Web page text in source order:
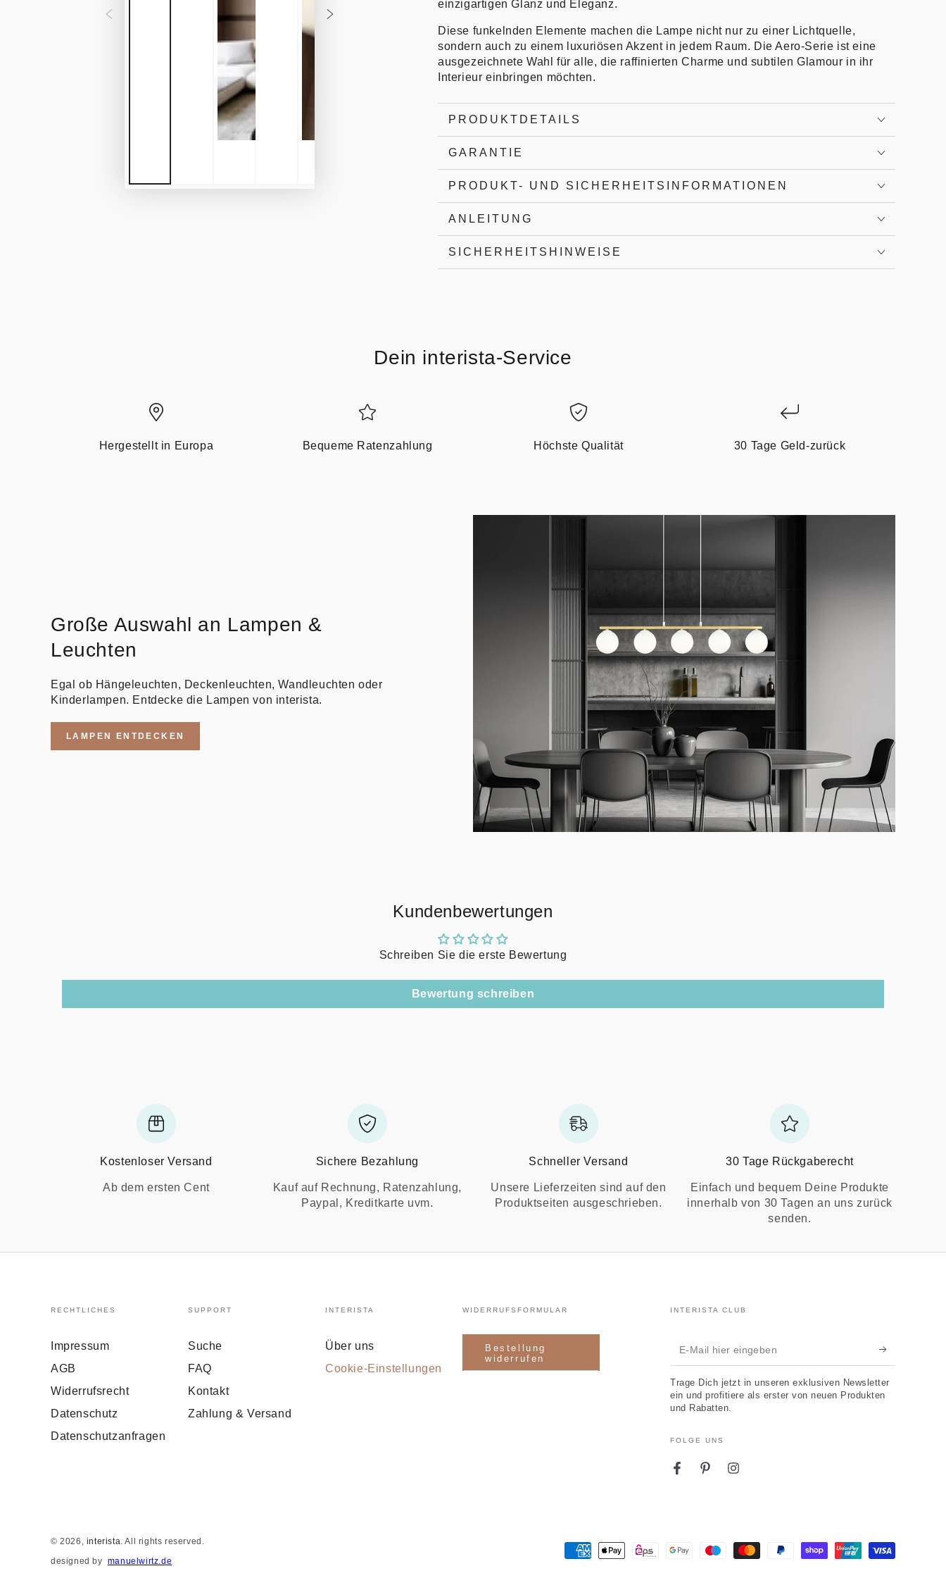
einzigartigen Glanz und Eleganz.
Diese funkelnden Elemente machen die Lampe nicht nur zu einer Lichtquelle,
sondern auch zu einem luxuriösen Akzent in jedem Raum. Die Aero-Serie ist eine
ausgezeichnete Wahl für alle, die raffinierten Charme und subtilen Glamour in ihr
Interieur einbringen möchten.
PRODUKTDETAILS
GARANTIE
PRODUKT- UND SICHERHEITSINFORMATIONEN
ANLEITUNG
SICHERHEITSHINWEISE
Dein interista-Service
Hergestellt in Europa Bequeme Ratenzahlung Höchste Qualität 30 Tage Geld-zurück
Große Auswahl an Lampen &
Leuchten
Egal ob Hängeleuchten, Deckenleuchten, Wandleuchten oder
Kinderlampen. Entdecke die Lampen von interista.
LAMPEN ENTDECKEN
Kundenbewertungen
Schreiben Sie die erste Bewertung
Bewertung schreiben
Kostenloser Versand
Ab dem ersten Cent
Sichere Bezahlung
Kauf auf Rechnung, Ratenzahlung,
Paypal, Kreditkarte uvm.
Schneller Versand
Unsere Lieferzeiten sind auf den
Produktseiten ausgeschrieben.
30 Tage Rückgaberecht
Einfach und bequem Deine Produkte
innerhalb von 30 Tagen an uns zurück
senden.
RECHTLICHES
Impressum
AGB
Widerrufsrecht
Datenschutz
Datenschutzanfragen
SUPPORT
Suche
FAQ
Kontakt
Zahlung & Versand
INTERISTA
Über uns
Cookie-Einstellungen
WIDERRUFSFORMULAR
Bestellung
widerrufen
INTERISTA CLUB
E-
Mail
hier
eingeben
Trage Dich jetzt in unseren exklusiven Newsletter
ein und profitiere als erster von neuen Produkten
und Rabatten.
FOLGE UNS
FacebookPinterestInstagram
© 2026, interista. All rights reserved.
designed by manuelwirtz.de
Zahlungsmöglichkeiten